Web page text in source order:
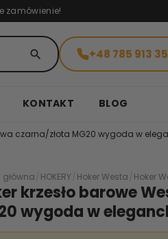
zamówienie!
search +48 785 913
KONTAKT BLOG
czarna/złota MG20 wygoda w
główna HOKERY Hoker Westa Hoker
krzesło barowe
wygoda w